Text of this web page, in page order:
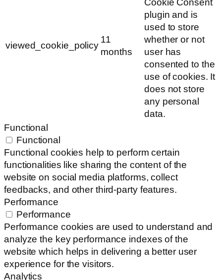
viewed_cookie_policy
11
months
Cookie Consent
plugin and is
used to store
whether or not
user has
consented to the
use of cookies. It
does not store
any personal
data.
Functional
Functional
Functional cookies help to perform certain
functionalities like sharing the content of the
website on social media platforms, collect
feedbacks, and other third-party features.
Performance
Performance
Performance cookies are used to understand and
analyze the key performance indexes of the
website which helps in delivering a better user
experience for the visitors.
Analytics